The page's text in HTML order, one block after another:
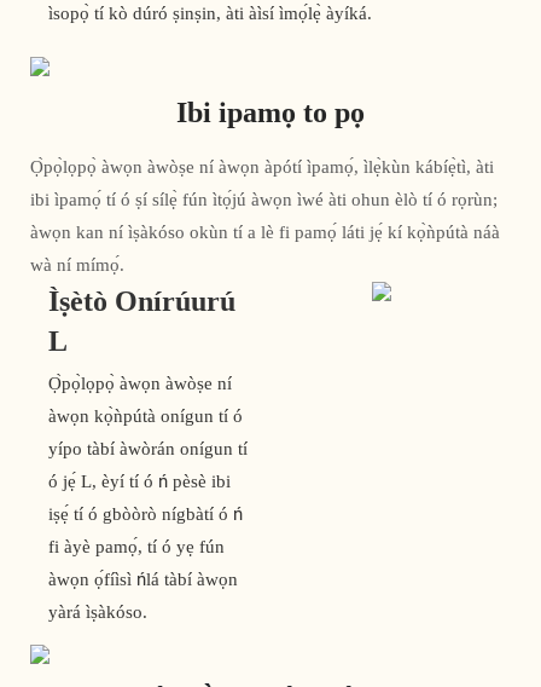
ìsopọ̀ tí kò dúró ṣinṣin, àti àìsí ìmọ́lẹ̀ àyíká.
Ibi ipamọ to pọ
Ọ̀pọ̀lọpọ̀ àwọn àwòṣe ní àwọn àpótí ìpamọ́, ìlẹ̀kùn kábíẹ̀tì, àti
ibi ìpamọ́ tí ó ṣí sílẹ̀ fún ìtọ́jú àwọn ìwé àti ohun èlò tí ó rọrùn;
àwọn kan ní ìṣàkóso okùn tí a lè fi pamọ́ láti jẹ́ kí kọ̀ǹpútà náà
wà ní mímọ́.
Ìṣètò Onírúurú
L
Ọ̀pọ̀lọpọ̀ àwọn àwòṣe ní
àwọn kọ̀ǹpútà onígun tí ó
yípo tàbí àwòrán onígun tí
ó jẹ́ L, èyí tí ó ń pèsè ibi
iṣẹ́ tí ó gbòòrò nígbàtí ó ń
fi àyè pamọ́, tí ó yẹ fún
àwọn ọ́fíìsì ńlá tàbí àwọn
yàrá ìṣàkóso.